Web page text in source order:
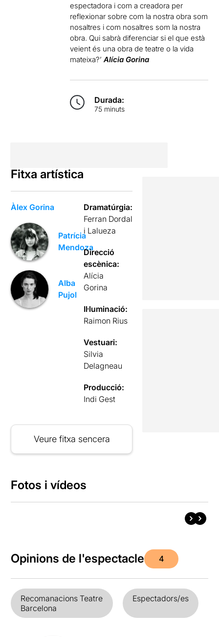
espectadora i com a creadora per
reflexionar sobre com la nostra obra som
nosaltres i com nosaltres som la nostra
obra. Qui sabrà diferenciar si el que està
veient és una obra de teatre o la vida
mateixa?’Alícia Gorina
Durada:
75 minuts
Fitxa artística
Àlex Gorina
Patrícia
Mendoza
Alba
Pujol
Dramatúrgia:
Ferran Dordal
i Lalueza
Direcció
escènica:
Alícia
Gorina
Il·luminació:
Raimon Rius
Vestuari:
Silvia
Delagneau
Producció:
Indi Gest
Veure fitxa sencera
Fotos i vídeos
Opinions de l'espectacle 4
Recomanacions Teatre
Barcelona
Espectadors/es